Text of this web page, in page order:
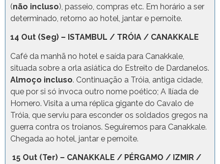
(não incluso), passeio, compras etc. Em horário a ser
determinado, retorno ao hotel, jantar e pernoite.
14 Out (Seg) – ISTAMBUL / TRÓIA / CANAKKALE
Café da manhã no hotel e saída para Canakkale,
situada sobre a orla asiática do Estreito de Dardanelos.
Almoço incluso. Continuação a Tróia, antiga cidade,
que por si só invoca outro nome poético; A Ilíada de
Homero. Visita a uma réplica gigante do Cavalo de
Tróia, que serviu para esconder os soldados gregos na
guerra contra os troianos. Seguiremos para Canakkale.
Chegada ao hotel, jantar e pernoite.
15 Out (Ter) – CANAKKALE / PÉRGAMO / IZMIR /